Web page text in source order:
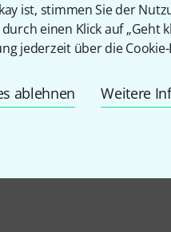
ist, stimmen Sie der
einen Klick auf „Geht
jederzeit über die
ablehnen Weitere